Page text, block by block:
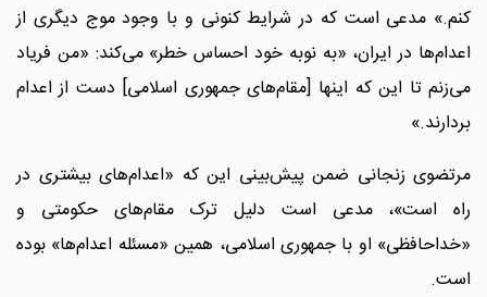
کنم.» مدعی است که در شرایط کنونی و با وجود موج دیگری از
اعدام‌ها در ایران، «به نوبه خود احساس خطر» می‌کند: «من فریاد
می‌زنم تا این که اینها [مقام‌های جمهوری اسلامی] دست از اعدام
بردارند.»
مرتضوی زنجانی ضمن پیش‌بینی این که «اعدام‌های بیشتری در
راه است»، مدعی است دلیل ترک مقام‌های حکومتی و
«خداحافظی» او با جمهوری اسلامی، همین «مسئله اعدام‌ها» بوده
است.